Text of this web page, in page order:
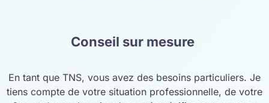
Conseil sur mesure
En tant que TNS, vous avez des besoins particuliers. Je
tiens compte de votre situation professionnelle, de votre